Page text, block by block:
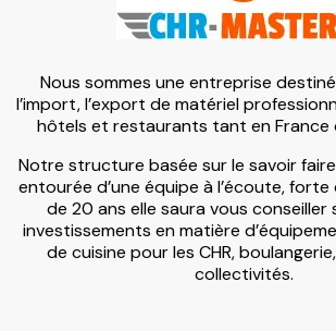
Nous sommes une entreprise
l’import, l’export de matériel
hôtels et restaurants tant en France
Notre structure basée sur le savoir
entourée d’une équipe à l’écoute, forte
de 20 ans elle saura vous conseiller
investissements en matière
de cuisine pour les CHR,
collectivités.